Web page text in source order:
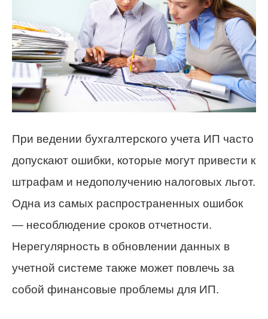
При ведении бухгалтерского учета ИП часто
допускают ошибки, которые могут привести к
штрафам и недополучению налоговых льгот.
Одна из самых распространенных ошибок
— несоблюдение сроков отчетности.
Нерегулярность в обновлении данных в
учетной системе также может повлечь за
собой финансовые проблемы для ИП.